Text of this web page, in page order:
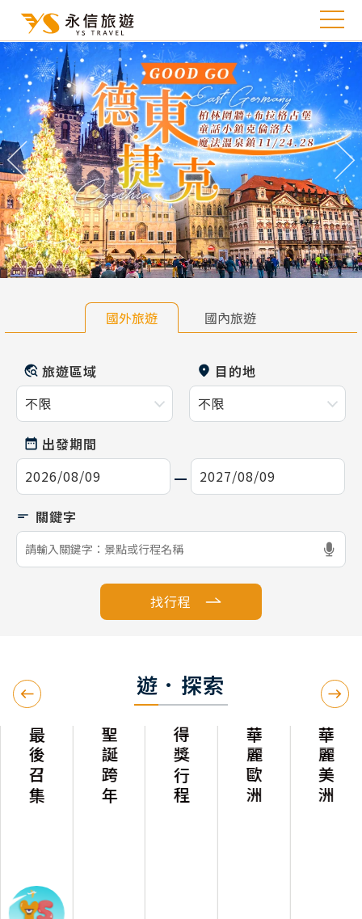
往前 往
國外旅遊 國內旅遊
旅遊區域 目的地
出發期間
找行程
遊．探索
最後召集 聖誕跨年 得獎行程 華麗歐洲 華麗美洲